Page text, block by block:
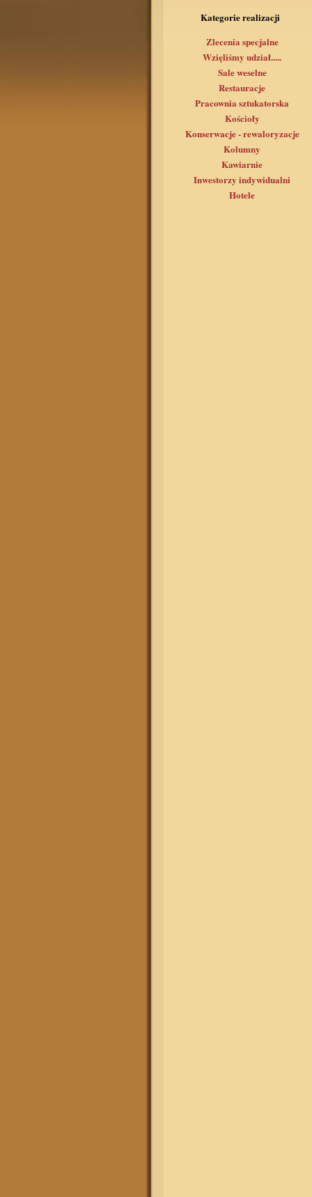
Kategorie realizacji
Zlecenia specjalne
Wzięliśmy udział.....
Sale weselne
Restauracje
Pracownia sztukatorska
Kościoły
Konserwacje - rewaloryzacje
Kolumny
Kawiarnie
Inwestorzy indywidualni
Hotele